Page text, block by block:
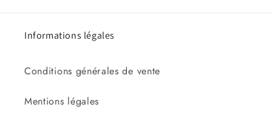
Informations légales
Conditions générales de vente
Mentions légales